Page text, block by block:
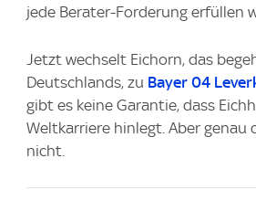
jede Berater-Forderung erfüllen
Jetzt wechselt Eichorn, das
Deutschlands, zu Bayer 04
gibt es keine Garantie, dass
Weltkarriere hinlegt. Aber genau
nicht.